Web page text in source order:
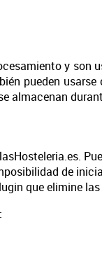
y
pueden
almacenan
de
que elimine